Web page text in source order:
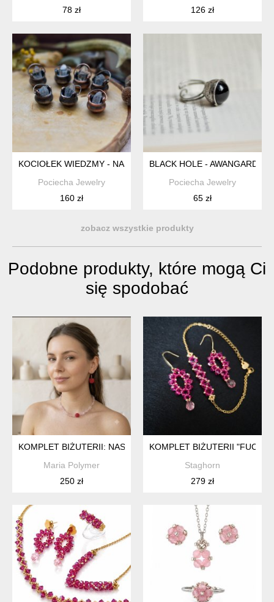
78 zł
126 zł
KOCIOŁEK WIEDZMY - NASZYJNIK Z KRYSZTAŁEM GÓRSKIM
Pociecha Jewelry
160 zł
BLACK HOLE -
Pociecha Jewelry
65 zł
zobacz wszystkie produkty
Podobne produkty, które mogą Ci
się spodobać
KOMPLET BIŻUTERII: NASZYJNIK I KOLCZYKI - MALINA Z
Maria Polymer
250 zł
KOMPLET BIŻUTERII
Staghorn
279 zł